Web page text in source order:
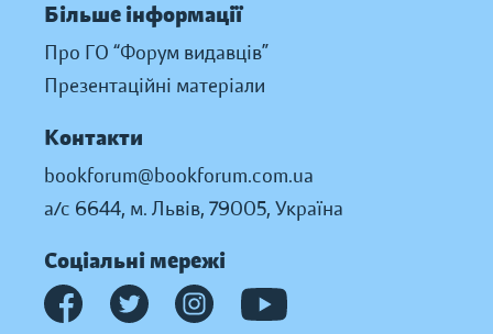
Більше інформації
Про ГО “Форум видавців”
Презентаційні матеріали
Контакти
bookforum@bookforum.com.ua
а/с 6644, м. Львів, 79005, Україна
Соціальні мережі